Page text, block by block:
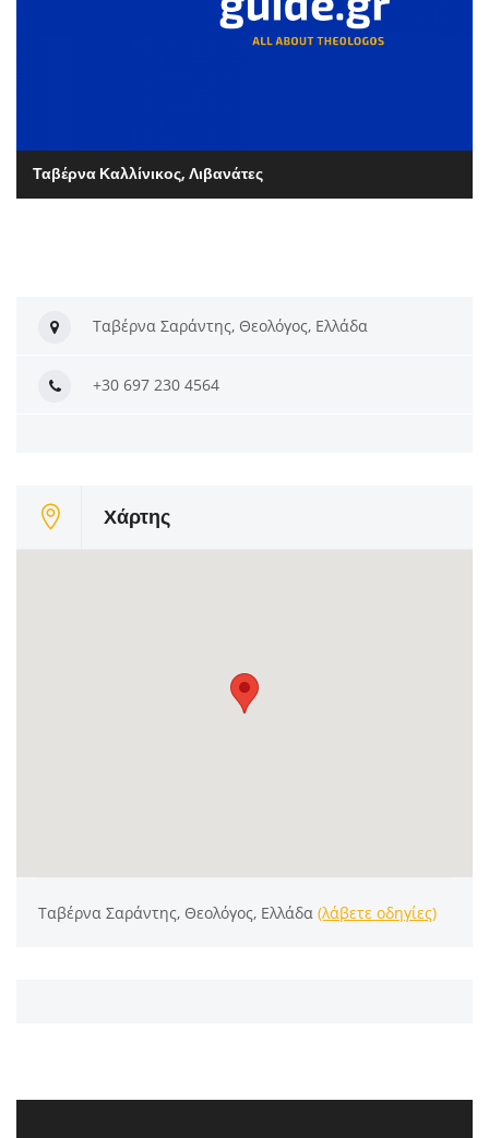
Ταβέρνα Καλλίνικος, Λιβανάτες
Ταβέρνα Σαράντης, Θεολόγος, Ελλάδα
+30 697 230 4564
Χάρτης
Ταβέρνα Σαράντης, Θεολόγος, Ελλάδα (λάβετε οδηγίες)